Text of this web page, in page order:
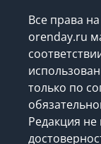
Все права
orenday.ru
только по
Редакция не